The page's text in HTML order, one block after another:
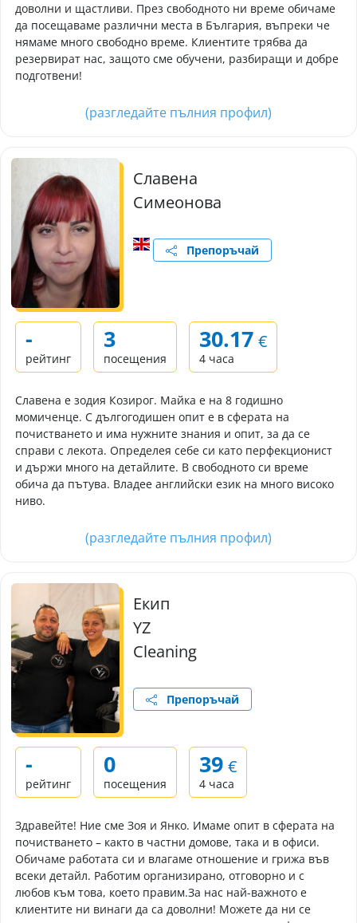
доволни и щастливи. През свободното ни време обичаме
да посещаваме различни места в България, въпреки че
нямаме много свободно време. Клиентите трябва да
резервират нас, защото сме обучени, разбиращи и добре
подготвени!
(разгледайте пълния профил)
Славена
Симеонова
Препоръчай
-
рейтинг
3
посещения
30.17 €
4 часа
Славена е зодия Козирог. Майка е на 8 годишно
момиченце. С дългогодишен опит е в сферата на
почистването и има нужните знания и опит, за да се
справи с лекота. Определея себе си като перфекционист
и държи много на детайлите. В свободното си време
обича да пътува. Владее английски език на много високо
ниво.
(разгледайте пълния профил)
Екип
YZ
Cleaning
Препоръчай
-
рейтинг
0
посещения
39 €
4 часа
Здравейте! Ние сме Зоя и Янко. Имаме опит в сферата на
почистването – както в частни домове, така и в офиси.
Обичаме работата си и влагаме отношение и грижа във
всеки детайл. Работим организирано, отговорно и с
любов към това, което правим.​За нас най-важното е
клиентите ни винаги да са доволни! Можете да ни се